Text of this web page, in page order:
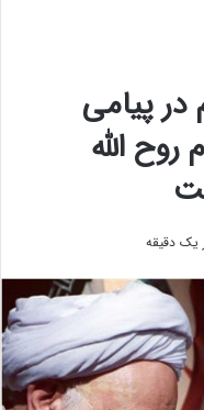
پیامی
الله
یک دقیقه